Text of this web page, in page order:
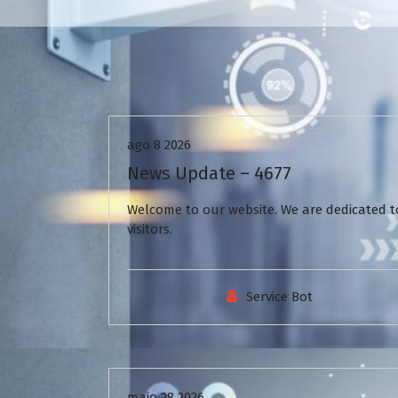
Uncategorized
ago 8 2026
News Update – 4677
Welcome to our website. We are
visitors.
Service Bot